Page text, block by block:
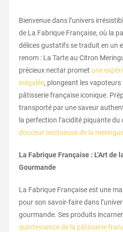
Bienvenue dans l’univers
de La Fabrique Française, où la
délices gustatifs se traduit en un
renom : La Tarte au Citron
précieux nectar promet une
inégalée, plongeant les
pâtisserie française iconique.
transporté par une saveur
la perfection l’acidité piquante du
douceur onctueuse de la
La Fabrique Française : L’Art de
Gourmande
La Fabrique Française est une
pour son savoir-faire dans
gourmande. Ses produits
quintessence de la pâtisserie